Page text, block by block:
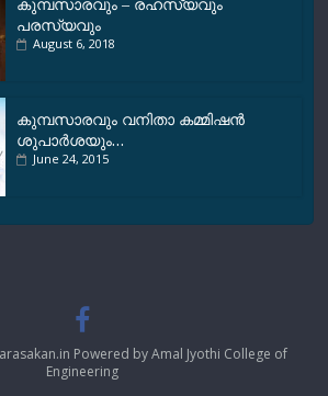
പരസ്യവും
August 6, 2018
കുമ്പസാരവും വനിതാ കമ്മിഷന്‍
ശുപാര്‍ശയും…
June 24, 2015
Powered by Amal Jyothi College of
Engineering